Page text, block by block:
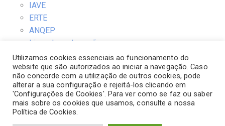
IAVE
ERTE
ANQEP
Livro de reclamações
Contactos
Rua D. Ernesto Sena de Oliveira
3030-378 Coimbra
Utilizamos cookies essenciais ao funcionamento do
website que são autorizados ao iniciar a navegação. Caso
não concorde com a utilização de outros cookies, pode
alterar a sua configuração e rejeitá-los clicando em
'Configurações de Cookies'. Para ver como se faz ou saber
mais sobre os cookies que usamos, consulte a nossa
Política de Cookies.